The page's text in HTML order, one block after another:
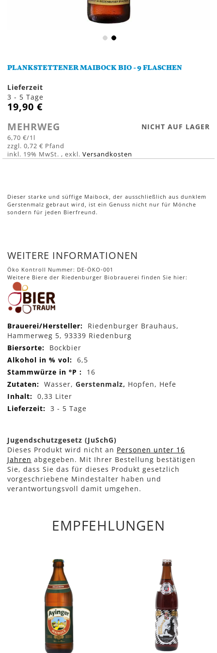
PLANKSTETTENER MAIBOCK BIO - 9 FLASCHEN
Lieferzeit
3 - 5 Tage
19,90 €
MEHRWEG
6,70 €/1l
0,72 €
inkl. 19% MwSt. , exkl. Versandkosten
NICHT AUF LAGER
Dieser starke und süffige Maibock, der ausschließlich aus dunklem
Gerstenmalz gebraut wird, ist ein Genuss nicht nur für Mönche
sondern für jeden Bierfreund.
der
springen
WEITERE INFORMATIONEN
Öko Kontroll Nummer: DE-ÖKO-001
Weitere Biere der Riedenburger Biobrauerei finden Sie hier:
Mehr
Informationen
Riedenburger Brauhaus,
Hammerweg 5, 93339 Riedenburg
Bockbier
6,5
16
Wasser, Gerstenmalz, Hopfen, Hefe
0,33 Liter
3 - 5 Tage
Jugendschutzgesetz (JuSchG)
Dieses Produkt wird nicht an Personen unter 16
Jahren abgegeben. Mit Ihrer Bestellung bestätigen
Sie, dass Sie das für dieses Produkt gesetzlich
vorgeschriebene Mindestalter haben und
verantwortungsvoll damit umgehen.
EMPFEHLUNGEN